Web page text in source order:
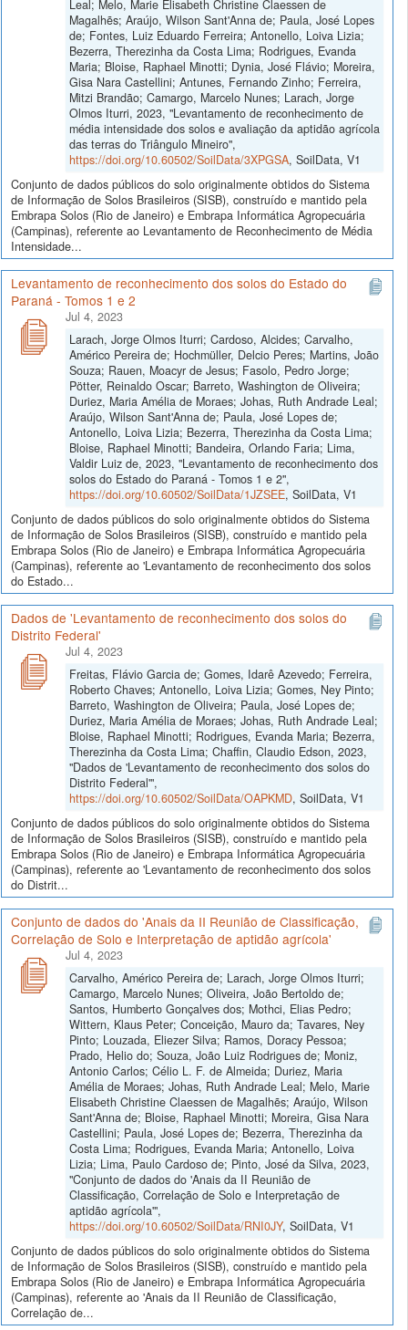
Leal; Melo, Marie Elisabeth Christine Claessen de
Magalhẽs; Araújo, Wilson Sant'Anna de; Paula, José Lopes
de; Fontes, Luiz Eduardo Ferreira; Antonello, Loiva Lizia;
Bezerra, Therezinha da Costa Lima; Rodrigues, Evanda
Maria; Bloise, Raphael Minotti; Dynia, José Flávio; Moreira,
Gisa Nara Castellini; Antunes, Fernando Zinho; Ferreira,
Mitzi Brandão; Camargo, Marcelo Nunes; Larach, Jorge
Olmos Iturri, 2023, "Levantamento de reconhecimento de
média intensidade dos solos e avaliação da aptidão agrícola
das terras do Triângulo Mineiro",
https://doi.org/10.60502/SoilData/3XPGSA, SoilData, V1
Conjunto de dados públicos do solo originalmente obtidos do Sistema
de Informação de Solos Brasileiros (SISB), construído e mantido pela
Embrapa Solos (Rio de Janeiro) e Embrapa Informática Agropecuária
(Campinas), referente ao Levantamento de Reconhecimento de Média
Intensidade...
Levantamento de reconhecimento dos solos do Estado do
Paraná - Tomos 1 e 2
Jul 4, 2023
Larach, Jorge Olmos Iturri; Cardoso, Alcides; Carvalho,
Américo Pereira de; Hochmüller, Delcio Peres; Martins, João
Souza; Rauen, Moacyr de Jesus; Fasolo, Pedro Jorge;
Pötter, Reinaldo Oscar; Barreto, Washington de Oliveira;
Duriez, Maria Amélia de Moraes; Johas, Ruth Andrade Leal;
Araújo, Wilson Sant'Anna de; Paula, José Lopes de;
Antonello, Loiva Lizia; Bezerra, Therezinha da Costa Lima;
Bloise, Raphael Minotti; Bandeira, Orlando Faria; Lima,
Valdir Luiz de, 2023, "Levantamento de reconhecimento dos
solos do Estado do Paraná - Tomos 1 e 2",
https://doi.org/10.60502/SoilData/1JZSEE, SoilData, V1
Conjunto de dados públicos do solo originalmente obtidos do Sistema
de Informação de Solos Brasileiros (SISB), construído e mantido pela
Embrapa Solos (Rio de Janeiro) e Embrapa Informática Agropecuária
(Campinas), referente ao 'Levantamento de reconhecimento dos solos
do Estado...
Dados de 'Levantamento de reconhecimento dos solos do
Distrito Federal'
Jul 4, 2023
Freitas, Flávio Garcia de; Gomes, Idarê Azevedo; Ferreira,
Roberto Chaves; Antonello, Loiva Lizia; Gomes, Ney Pinto;
Barreto, Washington de Oliveira; Paula, José Lopes de;
Duriez, Maria Amélia de Moraes; Johas, Ruth Andrade Leal;
Bloise, Raphael Minotti; Rodrigues, Evanda Maria; Bezerra,
Therezinha da Costa Lima; Chaffin, Claudio Edson, 2023,
"Dados de 'Levantamento de reconhecimento dos solos do
Distrito Federal'",
https://doi.org/10.60502/SoilData/OAPKMD, SoilData, V1
Conjunto de dados públicos do solo originalmente obtidos do Sistema
de Informação de Solos Brasileiros (SISB), construído e mantido pela
Embrapa Solos (Rio de Janeiro) e Embrapa Informática Agropecuária
(Campinas), referente ao 'Levantamento de reconhecimento dos solos
do Distrit...
Conjunto de dados do 'Anais da II Reunião de Classificação,
Correlação de Solo e Interpretação de aptidão agrícola'
Jul 4, 2023
Carvalho, Américo Pereira de; Larach, Jorge Olmos Iturri;
Camargo, Marcelo Nunes; Oliveira, João Bertoldo de;
Santos, Humberto Gonçalves dos; Mothci, Elias Pedro;
Wittern, Klaus Peter; Conceição, Mauro da; Tavares, Ney
Pinto; Louzada, Eliezer Silva; Ramos, Doracy Pessoa;
Prado, Helio do; Souza, João Luiz Rodrigues de; Moniz,
Antonio Carlos; Célio L. F. de Almeida; Duriez, Maria
Amélia de Moraes; Johas, Ruth Andrade Leal; Melo, Marie
Elisabeth Christine Claessen de Magalhẽs; Araújo, Wilson
Sant'Anna de; Bloise, Raphael Minotti; Moreira, Gisa Nara
Castellini; Paula, José Lopes de; Bezerra, Therezinha da
Costa Lima; Rodrigues, Evanda Maria; Antonello, Loiva
Lizia; Lima, Paulo Cardoso de; Pinto, José da Silva, 2023,
"Conjunto de dados do 'Anais da II Reunião de
Classificação, Correlação de Solo e Interpretação de
aptidão agrícola'",
https://doi.org/10.60502/SoilData/RNI0JY, SoilData, V1
Conjunto de dados públicos do solo originalmente obtidos do Sistema
de Informação de Solos Brasileiros (SISB), construído e mantido pela
Embrapa Solos (Rio de Janeiro) e Embrapa Informática Agropecuária
(Campinas), referente ao 'Anais da II Reunião de Classificação,
Correlação de...